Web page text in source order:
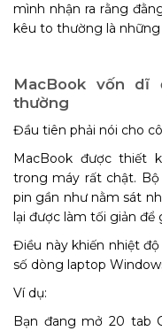
mình nhận ra rằng
kêu to thường là
MacBook vốn dĩ
thường
Đầu tiên phải nói cho
MacBook được thiết
trong máy rất chật. Bộ
pin gần như nằm sát
lại được làm tối giản để
Điều này khiến nhiệt
số dòng laptop
Ví dụ:
Bạn đang mở 20 tab